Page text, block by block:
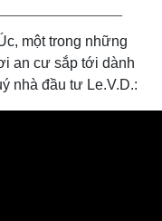
một trong những
an cư sắp tới dành
nhà đầu tư Le.V.D.: